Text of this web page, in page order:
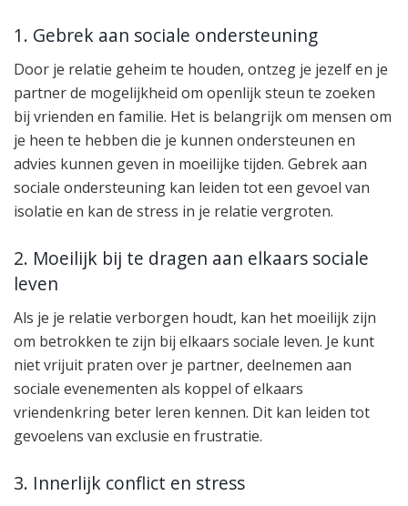
1. Gebrek aan sociale ondersteuning
Door je relatie geheim te houden, ontzeg je jezelf en je
partner de mogelijkheid om openlijk steun te zoeken
bij vrienden en familie. Het is belangrijk om mensen om
je heen te hebben die je kunnen ondersteunen en
advies kunnen geven in moeilijke tijden. Gebrek aan
sociale ondersteuning kan leiden tot een gevoel van
isolatie en kan de stress in je relatie vergroten.
2. Moeilijk bij te dragen aan elkaars sociale
leven
Als je je relatie verborgen houdt, kan het moeilijk zijn
om betrokken te zijn bij elkaars sociale leven. Je kunt
niet vrijuit praten over je partner, deelnemen aan
sociale evenementen als koppel of elkaars
vriendenkring beter leren kennen. Dit kan leiden tot
gevoelens van exclusie en frustratie.
3. Innerlijk conflict en stress